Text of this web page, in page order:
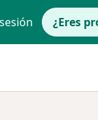
¿Eres